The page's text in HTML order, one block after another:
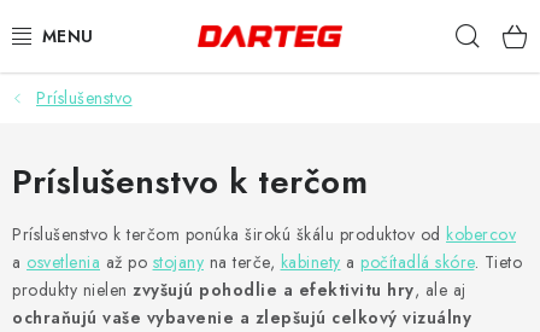
na
ŠÍPKY
TERČE
DOPLNKY K TERČU
LETKY
Príslušenstvo
Príslušenstvo k terčom
Príslušenstvo k terčom ponúka širokú škálu produktov od kobercov
a osvetlenia až po stojany na terče, kabinety a počítadlá skóre. Tieto
produkty nielen zvyšujú pohodlie a efektivitu hry, ale aj
ochraňujú vaše vybavenie a zlepšujú celkový vizuálny